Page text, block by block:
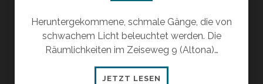
Heruntergekommene, schmale Gänge, die von
schwachem Licht beleuchtet werden. Die
Räumlichkeiten im Zeiseweg 9 (Altona)…
JETZT LESEN